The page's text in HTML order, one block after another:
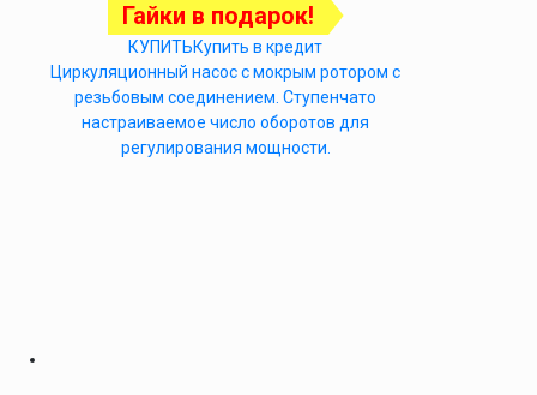
Гайки в подарок!
КУПИТЬКупить в кредит
Циркуляционный насос с мокрым ротором с
резьбовым соединением. Ступенчато
настраиваемое число оборотов для
регулирования мощности.